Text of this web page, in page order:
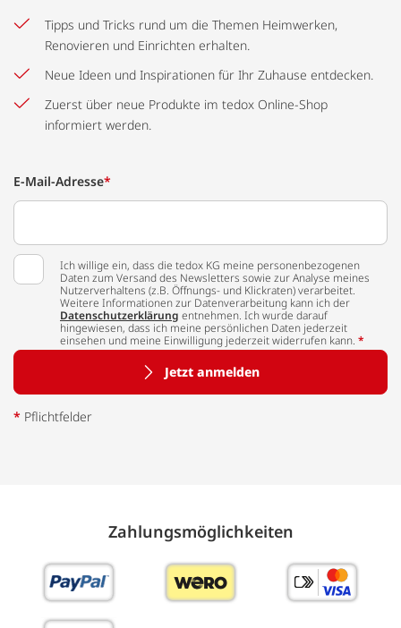
Tipps und Tricks rund um die Themen Heimwerken,
Renovieren und Einrichten erhalten.
Neue Ideen und Inspirationen für Ihr Zuhause entdecken.
Zuerst über neue Produkte im tedox Online-Shop
informiert werden.
E-Mail-Adresse*
Ich willige ein, dass die tedox KG meine personenbezogenen
Daten zum Versand des Newsletters sowie zur Analyse meines
Nutzerverhaltens (z.B. Öffnungs- und Klickraten) verarbeitet.
Weitere Informationen zur Datenverarbeitung kann ich der
Datenschutzerklärung entnehmen. Ich wurde darauf
hingewiesen, dass ich meine persönlichen Daten jederzeit
einsehen und meine Einwilligung jederzeit widerrufen kann. *
Jetzt anmelden
* Pflichtfelder
Zahlungs­möglich­keiten